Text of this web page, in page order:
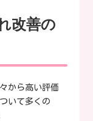
改善の
から高い評価
いて多くの